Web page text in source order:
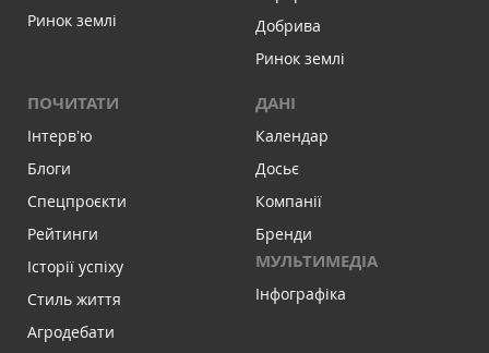
Ринок землі
Добрива
Ринок землі
ПОЧИТАТИ
Інтервʼю
Блоги
Спецпроєкти
Рейтинги
Історії успіху
Стиль життя
Агродебати
ДАНІ
Календар
Досьє
Компанії
Бренди
МУЛЬТИМЕДІА
Інфографіка